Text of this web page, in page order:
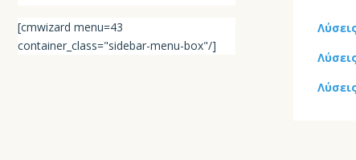
[cmwizard menu=43
container_class="sidebar-menu-box"/]